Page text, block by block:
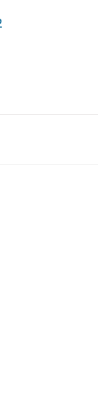
via X -
nieuwsbericht via
dit nieuwsbericht
dit
Rechtspraak.nl
Rechtspraak.nl
verlaat - U verlaat